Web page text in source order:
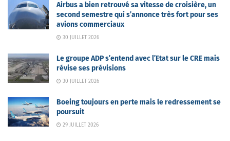
Airbus a bien retrouvé sa vitesse de croisière, un
second semestre qui s’annonce très fort pour ses
avions commerciaux
30 JUILLET 2026
Le groupe ADP s’entend avec l’Etat sur le CRE mais
révise ses prévisions
30 JUILLET 2026
Boeing toujours en perte mais le redressement se
poursuit
29 JUILLET 2026